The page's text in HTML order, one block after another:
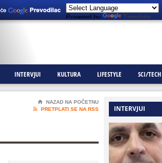
Powered by Translate
INTERVJUI KULTURA LIFESTYLE SCI/TECH
⌂
NAZAD NA POČETNU

PRETPLATI SE NA RSS INTERVJUI